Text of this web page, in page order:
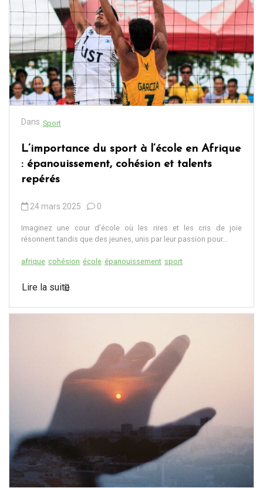
Dans Sport
L’importance du sport à l’école en Afrique
: épanouissement, cohésion et talents
repérés
24 mars 2025 0
Imaginez une cour d’école où les rires et les cris de joie
résonnent tandis que des jeunes, unis par leur passion pour...
afrique cohésion école épanouissement sport
Lire la suite